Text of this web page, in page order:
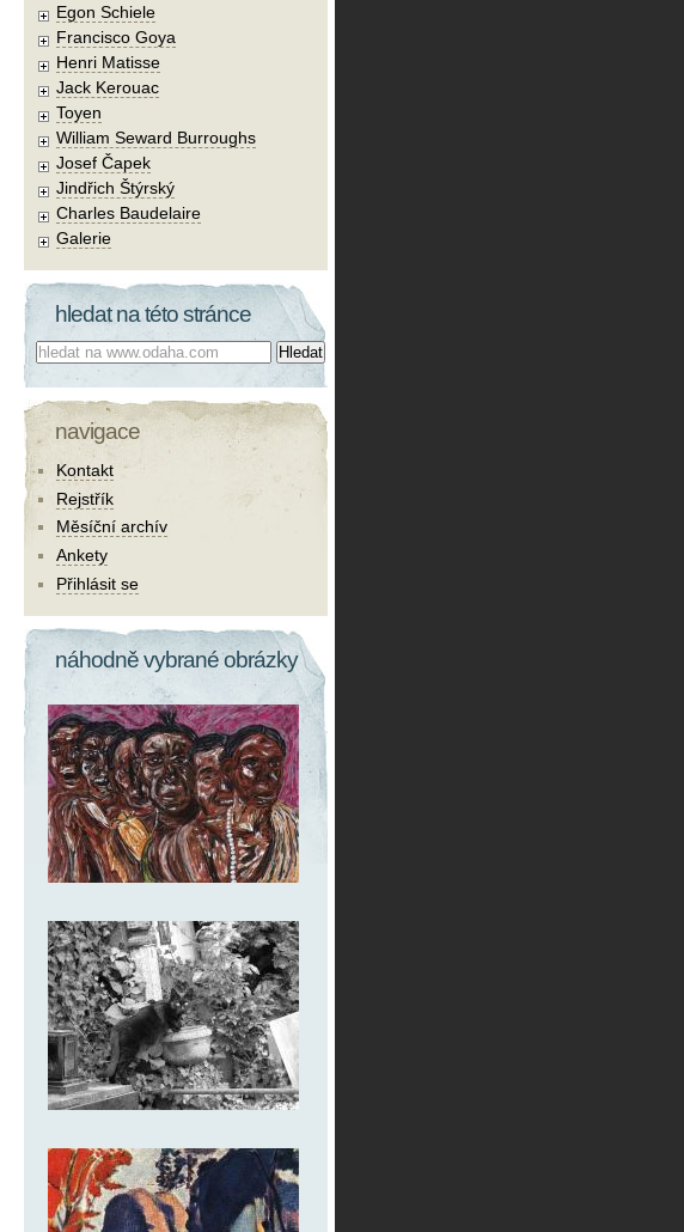
Egon Schiele
Francisco Goya
Henri Matisse
Jack Kerouac
Toyen
William Seward Burroughs
Josef Čapek
Jindřich Štýrský
Charles Baudelaire
Galerie
hledat na této stránce
Co hledat:
navigace
Kontakt
Rejstřík
Měsíční archív
Ankety
Přihlásit se
náhodně vybrané obrázky